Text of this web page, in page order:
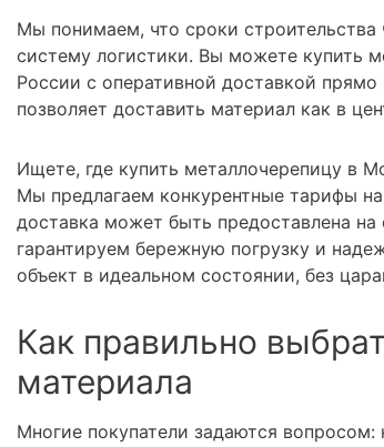
Мы понимаем, что сроки
систему логистики. Вы можете купить
России с оперативной доставкой
позволяет доставить материал как в
Ищете, где купить металлочерепицу в
Мы предлагаем конкурентные тарифы
доставка может быть предоставлена
гарантируем бережную погрузку и
объект в идеальном состоянии, без
Как правильно
материала
Многие покупатели задаются